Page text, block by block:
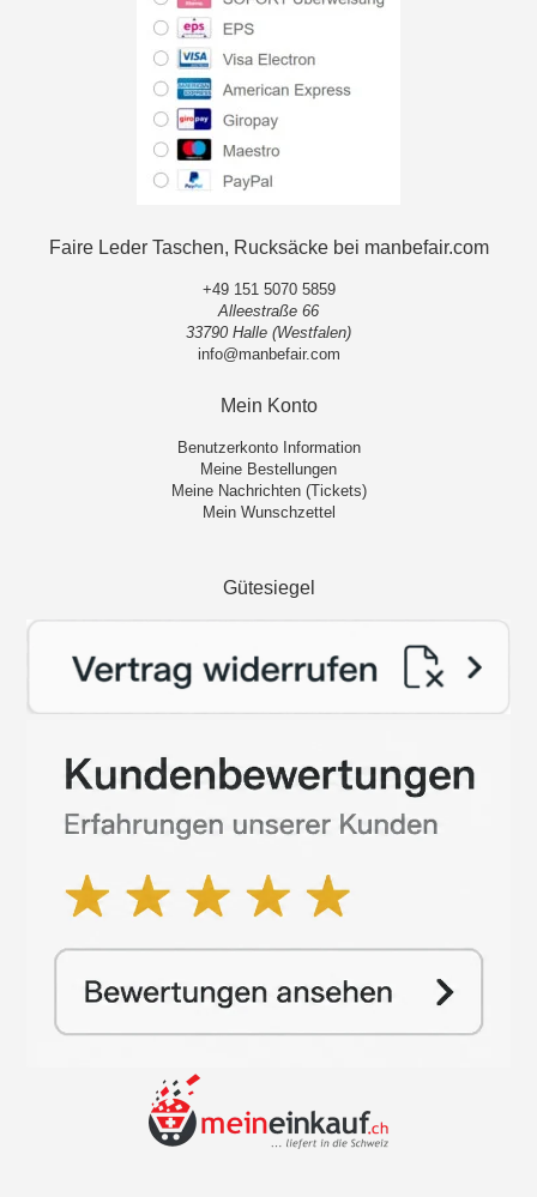
Faire Leder Taschen, Rucksäcke bei manbefair.com
+49 151 5070 5859
Alleestraße 66
33790 Halle (Westfalen)
info@manbefair.com
Mein Konto
Benutzerkonto Information
Meine Bestellungen
Meine Nachrichten (Tickets)
Mein Wunschzettel
Gütesiegel